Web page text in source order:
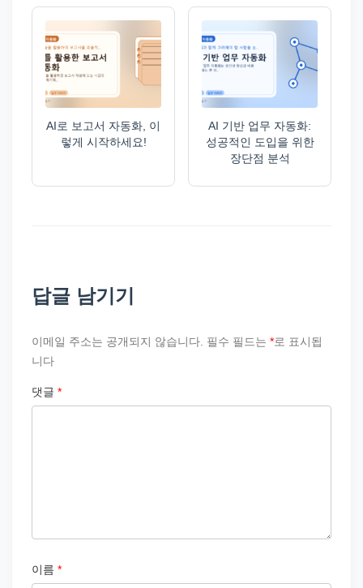
AI로 보고서 자동화, 이
렇게 시작하세요!
AI 기반 업무 자동화:
성공적인 도입을 위한
장단점 분석
답글 남기기
이메일 주소는 공개되지 않습니다. 필수 필드는 *로 표시됩
니다
댓글 *
이름 *